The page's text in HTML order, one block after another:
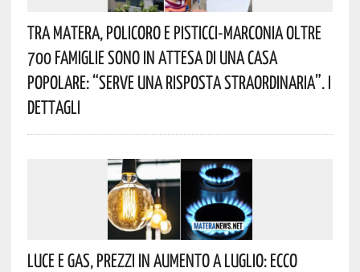
Tra Matera, Policoro E Pisticci-Marconia Oltre
700 Famiglie Sono In Attesa Di Una Casa
Popolare: “serve Una Risposta Straordinaria”. I
Dettagli
Luce E Gas, Prezzi In Aumento A Luglio: Ecco